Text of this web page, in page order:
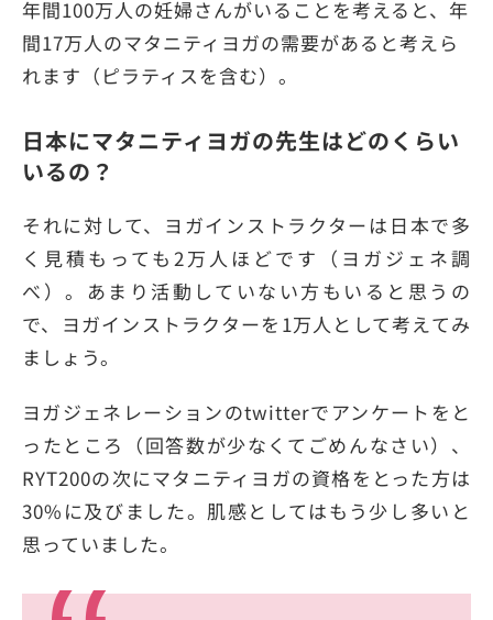
年間100万人の妊婦さんがいることを考えると、年
間17万人のマタニティヨガの需要があると考えら
れます（ピラティスを含む）。
日本にマタニティヨガの先生はどのくらい
いるの？
それに対して、ヨガインストラクターは日本で多
く見積もっても2万人ほどです（ヨガジェネ調
べ）。あまり活動していない方もいると思うの
で、ヨガインストラクターを1万人として考えてみ
ましょう。
ヨガジェネレーションのtwitterでアンケートをと
ったところ（回答数が少なくてごめんなさい）、
RYT200の次にマタニティヨガの資格をとった方は
30%に及びました。肌感としてはもう少し多いと
思っていました。